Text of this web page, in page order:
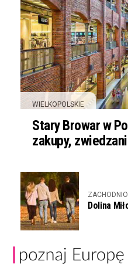
WIELKOPOLSKIE
Stary Browar w
zakupy,
Dolina